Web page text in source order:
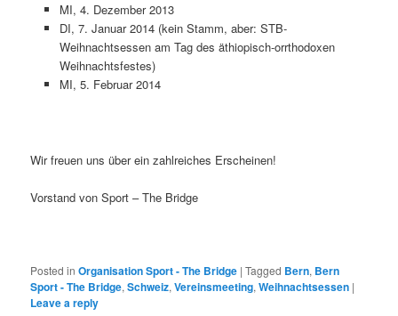
MI, 4. Dezember 2013
DI, 7. Januar 2014 (kein Stamm, aber: STB-
Weihnachtsessen am Tag des äthiopisch-orrthodoxen
Weihnachtsfestes)
MI, 5. Februar 2014
Wir freuen uns über ein zahlreiches Erscheinen!
Vorstand von Sport – The Bridge
Posted in Organisation Sport - The Bridge |Tagged Bern, Bern
Sport - The Bridge,Schweiz,Vereinsmeeting,Weihnachtsessen |
Leave a reply